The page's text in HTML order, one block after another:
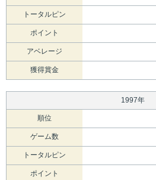
トータルピン
ポイント
アベレージ
獲得賞金
1997年
順位
ゲーム数
トータルピン
ポイント